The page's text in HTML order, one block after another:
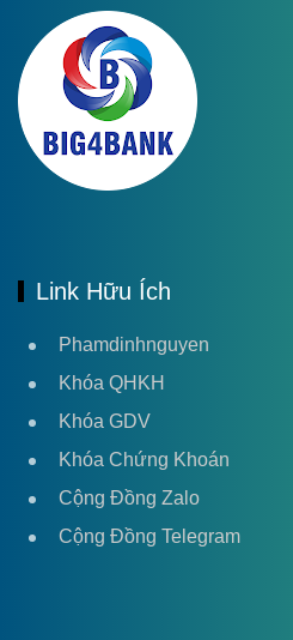
Link Hữu Ích
Phamdinhnguyen
Khóa QHKH
Khóa GDV
Khóa Chứng Khoán
Cộng Đồng Zalo
Cộng Đồng Telegram